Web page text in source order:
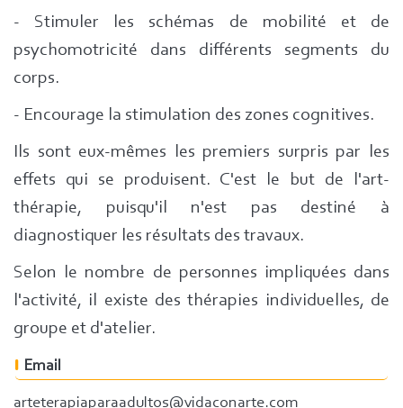
- Stimuler les schémas de mobilité et de
psychomotricité dans différents segments du
corps.
- Encourage la stimulation des zones cognitives.
Ils sont eux-mêmes les premiers surpris par les
effets qui se produisent. C'est le but de l'art-
thérapie, puisqu'il n'est pas destiné à
diagnostiquer les résultats des travaux.
Selon le nombre de personnes impliquées dans
l'activité, il existe des thérapies individuelles, de
groupe et d'atelier.
Email
arteterapiaparaadultos@vidaconarte.com